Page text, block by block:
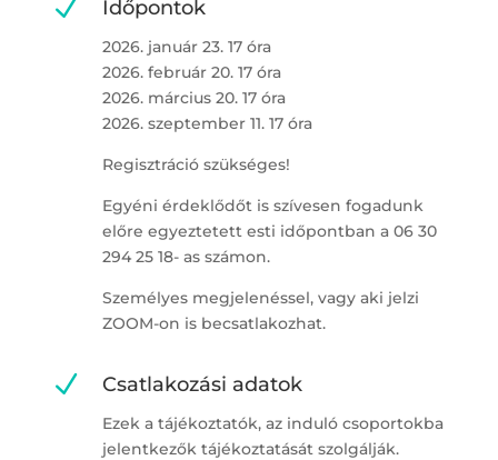
N Időpontok
2026. január 23. 17 óra
2026. február 20. 17 óra
2026. március 20. 17 óra
2026. szeptember 11. 17 óra
Regisztráció szükséges!
Egyéni érdeklődőt is szívesen fogadunk
előre egyeztetett esti időpontban a 06 30
294 25 18- as számon.
Személyes megjelenéssel, vagy aki jelzi
ZOOM-on is becsatlakozhat.
N Csatlakozási adatok
Ezek a tájékoztatók, az induló csoportokba
jelentkezők tájékoztatását szolgálják.